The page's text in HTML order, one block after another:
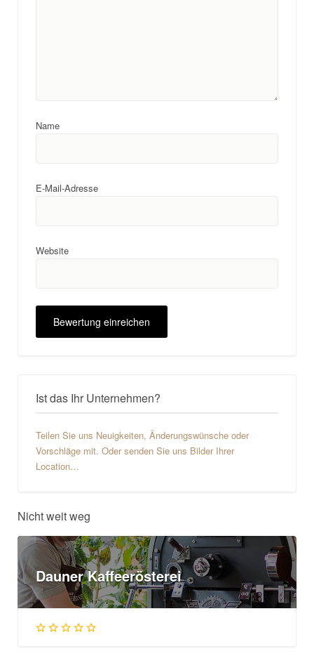
Name
E-Mail-Adresse
Website
Ist das Ihr Unternehmen?
Teilen Sie uns Neuigkeiten, Änderungswünsche oder
Vorschläge mit. Oder senden Sie uns Bilder Ihrer
Location…
Nicht weit weg
Dauner Kaffeerösterei